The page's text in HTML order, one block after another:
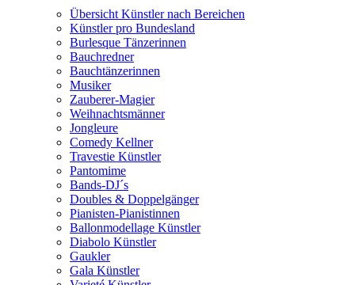
Übersicht Künstler nach Bereichen
Künstler pro Bundesland
Burlesque Tänzerinnen
Bauchredner
Bauchtänzerinnen
Musiker
Zauberer-Magier
Weihnachtsmänner
Jongleure
Comedy Kellner
Travestie Künstler
Pantomime
Bands-DJ´s
Doubles & Doppelgänger
Pianisten-Pianistinnen
Ballonmodellage Künstler
Diabolo Künstler
Gaukler
Gala Künstler